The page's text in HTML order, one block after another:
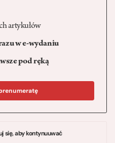
artykułów
w e-wydaniu
pod ręką
się, aby kontynuuwać